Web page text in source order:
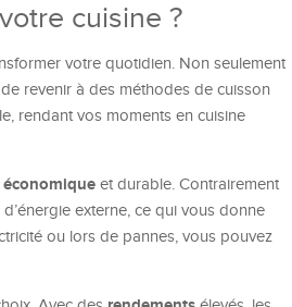
cuisine ?
votre quotidien. Non seulement
revenir à des méthodes de cuisson
rendant vos moments en cuisine
et durable. Contrairement
externe, ce qui vous donne
ou lors de pannes, vous pouvez